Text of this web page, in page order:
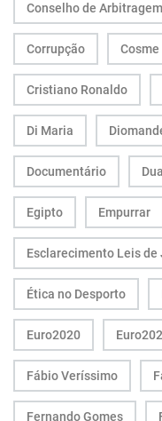
Conselho de Arbitragem
Corrupção
Cristiano Ronaldo
Di Maria
Documentário
Egipto Empurrar
Esclarecimento Leis de
Ética no Desporto
Euro2020
Fábio Veríssimo
Fernando Gomes